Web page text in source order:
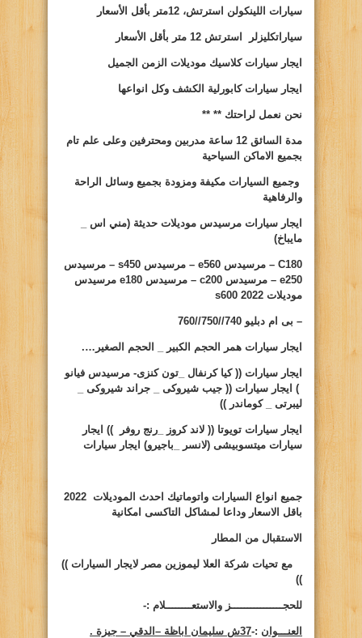
سيارات اللينكولن استرتش، 12متر بأقل الأسعار
سياراتكليزلر استرتش 12 متر بأقل الأسعار
ايجار سياراتكلاسيك موديلات الزمن الجميل
ايجار سياراتكابورلية الكشف وكل انواعها
نحن نعمل لراحتك ** **
مدة السائق 12 ساعة مدربين ومحترفين وعلى علم تام
بجميع الاماكن السياحية
وجميع السيارات مكيفة ومزودة بجميع وسائل الراحة
والرفاهية
ايجار سيارات مرسيدس موديلات حديثة (مني اس _
مايباخ)
C180 – مرسيدس e560 – مرسيدس s450 – مرسيدس
e250 – مرسيدس c200 – مرسيدس e180 مرسيدس
موديلات 2022
s600
– بى ام دبليو 740//750//760
ايجار سيارات همر الحجم الكبير _ الحجم الصغير….
ايجار سيارات (( كيا كرنفال _تون كنزى- مرسيدس فيانو
) ايجار سيارات (( جيب شيروكى _ جراند شيروكى _
ليبرتى _ كوماندر ))
ايجار سيارات تويوتا (( لاند كروز _رنج روفر )) ايجار
سيارات ميتسوبيشى (لانسر _باجيرو) ايجار سيارات
جميع انواع السيارات واتوماتيك احدث الموديلات 2022
باقل الاسعار وداعا لمشاكل التاكسى امكانية
الاستقبال من المطار
مع تحيات شركة العلا ليموزين مصر لايجار السيارات ))
))
للحجــــــــــــــــز والاستعــــــــلام :-
العنـــوان :-37ش سليمان اباظة –الدقي – جيزة .